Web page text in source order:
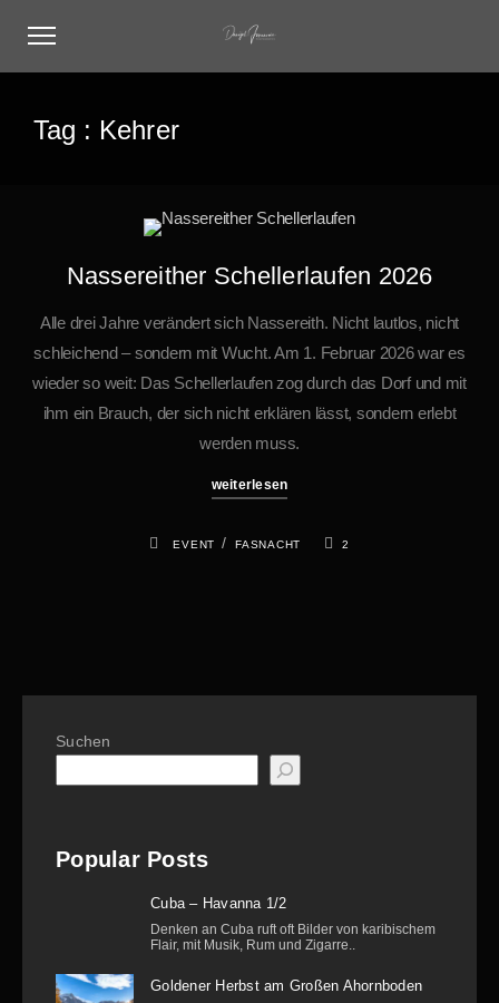
Tag : Kehrer
Nassereither Schellerlaufen 2026
Alle drei Jahre verändert sich Nassereith. Nicht lautlos, nicht
schleichend – sondern mit Wucht. Am 1. Februar 2026 war es
wieder so weit: Das Schellerlaufen zog durch das Dorf und mit
ihm ein Brauch, der sich nicht erklären lässt, sondern erlebt
werden muss.
weiterlesen
EVENT / FASNACHT 2
Suchen
Popular Posts
Cuba – Havanna 1/2
Denken an Cuba ruft oft Bilder von karibischem
Flair, mit Musik, Rum und Zigarre..
Goldener Herbst am Großen Ahornboden